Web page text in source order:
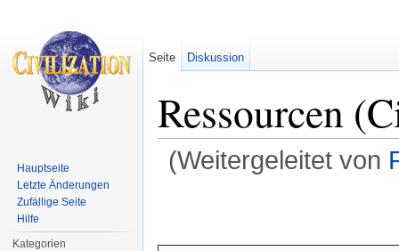
Ressourcen
(Weitergeleitet von
Seite Diskussion
Hauptseite
Letzte Änderungen
Zufällige Seite
Hilfe
Kategorien